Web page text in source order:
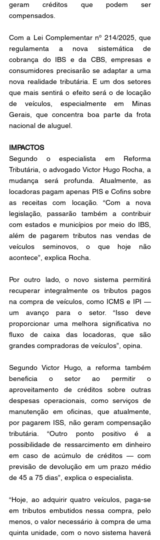
geram créditos que podem ser
compensados.
Com a Lei Complementar nº 214/2025, que
regulamenta a nova sistemática de
cobrança do IBS e da CBS, empresas e
consumidores precisarão se adaptar a uma
nova realidade tributária. E um dos setores
que mais sentirá o efeito será o de locação
de veículos, especialmente em Minas
Gerais, que concentra boa parte da frota
nacional de aluguel.
IMPACTOS
Segundo o especialista em Reforma
Tributária, o advogado Victor Hugo Rocha, a
mudança será profunda. Atualmente, as
locadoras pagam apenas PIS e Cofins sobre
as receitas com locação. “Com a nova
legislação, passarão também a contribuir
com estados e municípios por meio do IBS,
além de pagarem tributos nas vendas de
veículos seminovos, o que hoje não
acontece”, explica Rocha.
Por outro lado, o novo sistema permitirá
recuperar integralmente os tributos pagos
na compra de veículos, como ICMS e IPI —
um avanço para o setor. “Isso deve
proporcionar uma melhora significativa no
fluxo de caixa das locadoras, que são
grandes compradoras de veículos”, opina.
Segundo Victor Hugo, a reforma também
beneficia o setor ao permitir o
aproveitamento de créditos sobre outras
despesas operacionais, como serviços de
manutenção em oficinas, que atualmente,
por pagarem ISS, não geram compensação
tributária. “Outro ponto positivo é a
possibilidade de ressarcimento em dinheiro
em caso de acúmulo de créditos — com
previsão de devolução em um prazo médio
de 45 a 75 dias”, explica o especialista.
“Hoje, ao adquirir quatro veículos, paga-se
em tributos embutidos nessa compra, pelo
menos, o valor necessário à compra de uma
quinta unidade, com o novo sistema haverá